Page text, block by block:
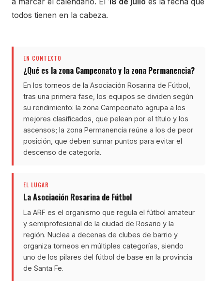
todos tienen en la cabeza.
EN CONTEXTO
¿Qué es la zona Campeonato y la zona Permanencia?
En los torneos de la Asociación Rosarina de Fútbol,
tras una primera fase, los equipos se dividen según
su rendimiento: la zona Campeonato agrupa a los
mejores clasificados, que pelean por el título y los
ascensos; la zona Permanencia reúne a los de peor
posición, que deben sumar puntos para evitar el
descenso de categoría.
EL LUGAR
La Asociación Rosarina de Fútbol
La ARF es el organismo que regula el fútbol amateur
y semiprofesional de la ciudad de Rosario y la
región. Nuclea a decenas de clubes de barrio y
organiza torneos en múltiples categorías, siendo
uno de los pilares del fútbol de base en la provincia
de Santa Fe.